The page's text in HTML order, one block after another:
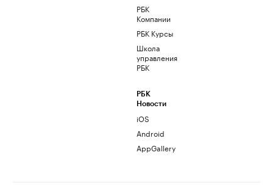
РБК
Компании
РБК Курсы
Школа
управления
РБК
РБК
Новости
iOS
Android
AppGallery